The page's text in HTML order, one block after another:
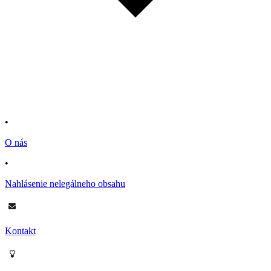
•
O nás
•
Nahlásenie nelegálneho obsahu
Kontakt